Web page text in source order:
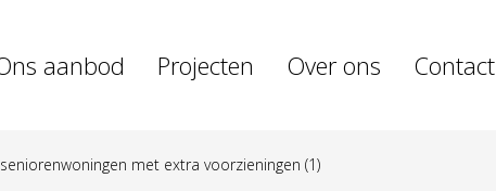
aanbod Projecten Over ons Contact
met extra voorzieningen (1)